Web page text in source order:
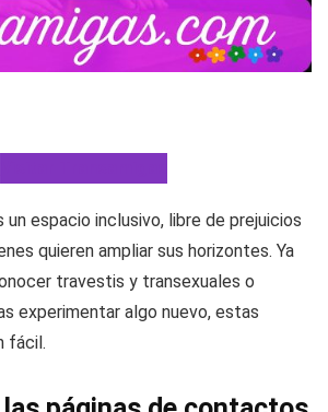
un espacio inclusivo, libre de prejuicios
quieren ampliar sus horizontes. Ya
travestis y transexuales o
experimentar algo nuevo, estas
fácil.